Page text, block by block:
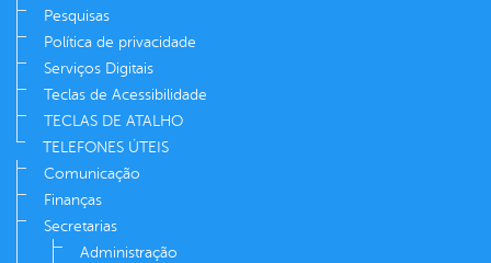
Pesquisas
Política de privacidade
Serviços Digitais
Teclas de Acessibilidade
TECLAS DE ATALHO
TELEFONES ÚTEIS
Comunicação
Finanças
Secretarias
Administração